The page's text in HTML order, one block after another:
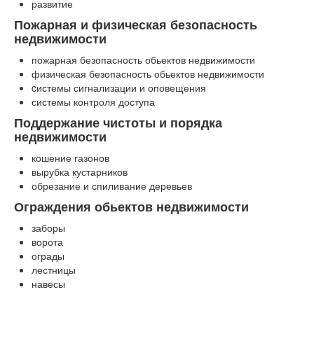
развитие
Пожарная и физическая безопасность
недвижимости
пожарная безопасность обьектов недвижимости
физическая безопасность обьектов недвижимости
cистемы сигнализации и оповещения
системы контроля доступа
Поддержание чистоты и порядка
недвижимости
кошение газонов
вырубка кустарников
обрезание и спиливание деревьев
Ограждения обьектов недвижимости
заборы
ворота
ограды
лестницы
навесы